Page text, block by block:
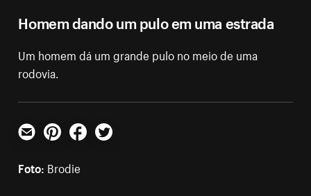
Homem dando um pulo em uma estrada
Um homem dá um grande pulo no meio de uma
rodovia.
E-mailPinterestFacebookTwitter
Foto: Brodie